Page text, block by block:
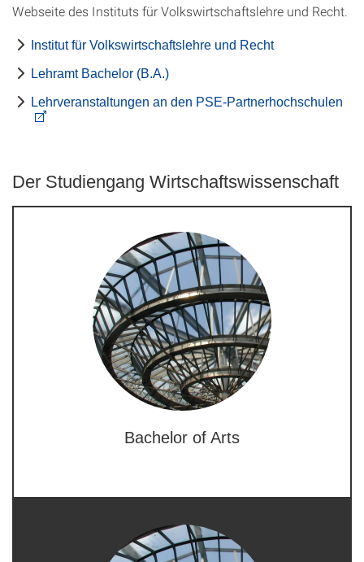
Webseite des Instituts für Volkswirtschaftslehre und Recht.
Institut für Volkswirtschaftslehre und Recht
Lehramt Bachelor (B.A.)
Lehrveranstaltungen an den PSE-Partnerhochschulen
Der Studiengang Wirtschaftswissenschaft
Bachelor of Arts